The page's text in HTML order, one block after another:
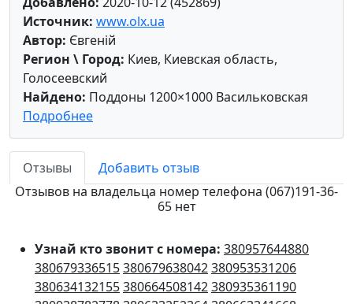
Источник: www.olx.ua
Автор: Євгеній
Регион \ Город: Киев, Киевская область,
Голосеевский
Найдено: Поддоны 1200×1000 Васильковская
Подробнее
Отзывы
Добавить отзыв
Отзывов на владельца номер телефона (067)191-36-
65 нет
Узнай кто звонит с номера: 380957644880
380679336515380679638042380953531206
380634132155380664508142380935361190